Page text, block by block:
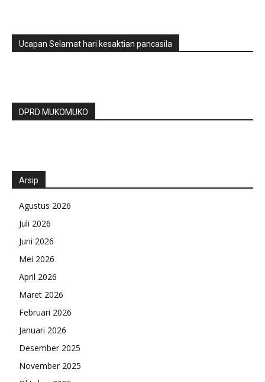
Ucapan Selamat hari kesaktian pancasila
DPRD MUKOMUKO
Arsip
Agustus 2026
Juli 2026
Juni 2026
Mei 2026
April 2026
Maret 2026
Februari 2026
Januari 2026
Desember 2025
November 2025